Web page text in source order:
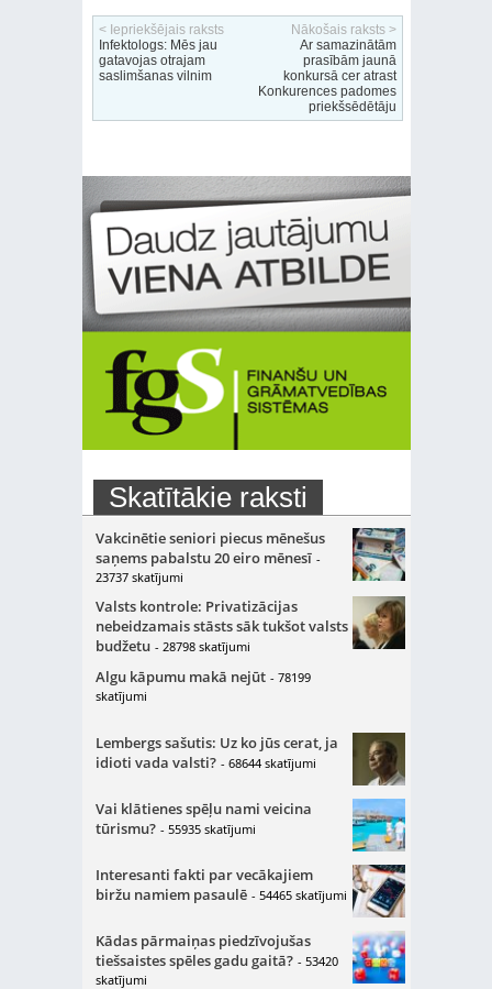
< Iepriekšējais raksts
Infektologs: Mēs jau
gatavojas otrajam
saslimšanas vilnim
Nākošais raksts >
Ar samazinātām
prasībām jaunā
konkursā cer atrast
Konkurences padomes
priekšsēdētāju
Skatītākie raksti
Vakcinētie seniori piecus mēnešus
saņems pabalstu 20 eiro mēnesī -
23737 skatījumi
Valsts kontrole: Privatizācijas
nebeidzamais stāsts sāk tukšot valsts
budžetu - 28798 skatījumi
Algu kāpumu makā nejūt - 78199
skatījumi
Lembergs sašutis: Uz ko jūs cerat, ja
idioti vada valsti? - 68644 skatījumi
Vai klātienes spēļu nami veicina
tūrismu? - 55935 skatījumi
Interesanti fakti par vecākajiem
biržu namiem pasaulē - 54465 skatījumi
Kādas pārmaiņas piedzīvojušas
tiešsaistes spēles gadu gaitā? - 53420
skatījumi